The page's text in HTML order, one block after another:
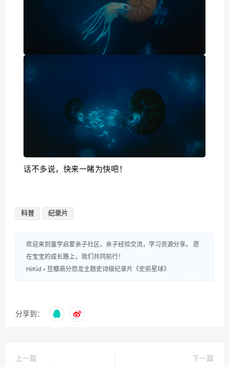
话不多说，快来一睹为快吧！
科普 纪录片
欢迎来到童学启蒙亲子社区，亲子经验交流，学习资源分享。 愿
在宝宝的成长路上，我们共同前行！
HiKid » 豆瓣高分恐龙主题史诗级纪录片《史前星球》
分享到：
上一篇
下一篇